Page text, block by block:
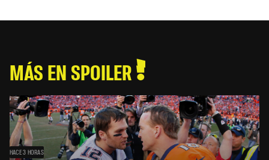
MÁS EN SPOILER
HACE 3 HORAS